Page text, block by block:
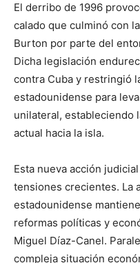
El derribo de 1996
calado que culminó con
Burton por parte del
Dicha legislación
contra Cuba y restringió
estadounidense para
unilateral, estableciendo
actual hacia la isla.
Esta nueva acción
tensiones crecientes. La
estadounidense
reformas políticas y
Miguel Díaz-Canel.
compleja situación